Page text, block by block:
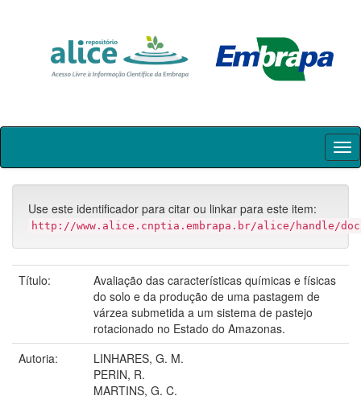
Skip
Use este identificador para citar ou linkar para este item:
http://www.alice.cnptia.embrapa.br/alice/handle/
Título:
Avaliação das características químicas e físicas
do solo e da produção de uma pastagem de
várzea submetida a um sistema de pastejo
rotacionado no Estado do Amazonas.
Autoria:
LINHARES, G. M.
PERIN, R.
MARTINS, G. C.